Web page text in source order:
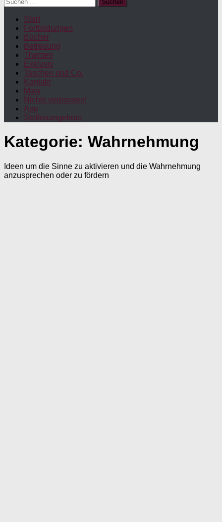
nach:
Start
Fortbildungen
Bücher
Betreuung
Themen
Exklusiv
Taschen und Co.
Kontakt
Maw
Nichts verpassen!
App
Stellenangebote
Kategorie: Wahrnehmung
Ideen um die Sinne zu aktivieren und die Wahrnehmung
anzusprechen oder zu fördern